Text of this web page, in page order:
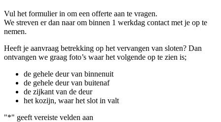
Vul het formulier in om een offerte aan te vragen.
We streven er dan naar om binnen 1 werkdag contact met je op te
nemen.
Heeft je aanvraag betrekking op het vervangen van sloten? Dan
ontvangen we graag foto’s waar het volgende op te zien is;
de gehele deur van binnenuit
de gehele deur van buitenaf
de zijkant van de deur
het kozijn, waar het slot in valt
"*" geeft vereiste velden aan